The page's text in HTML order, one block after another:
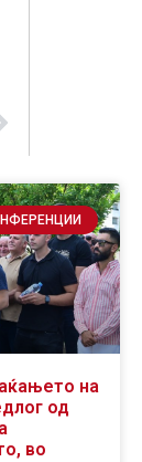
на
од
во